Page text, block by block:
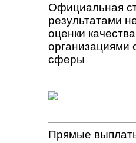
Официальная
результатами
оценки
организациями
сферы
Прямые